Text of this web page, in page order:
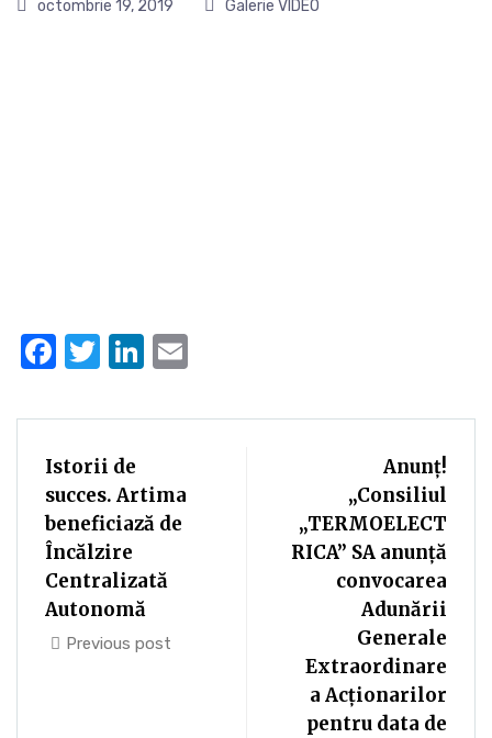
octombrie 19, 2019 Galerie VIDEO
Facebook
TwitterLinkedIn
Istorii de
succes. Artima
beneficiază de
Încălzire
Centralizată
Autonomă
Previous post
Anunț!
„Consiliul
„TERMOELECT
RICA” SA anunţă
convocarea
Adunării
Generale
Extraordinare
a Acţionarilor
pentru data de